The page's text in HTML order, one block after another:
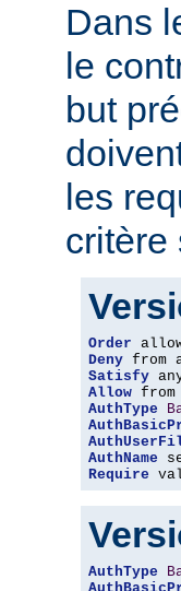
Dans
le
but
les
critère
Order
Deny
Satisfy
Allow from
AuthType
AuthName
Require
AuthType